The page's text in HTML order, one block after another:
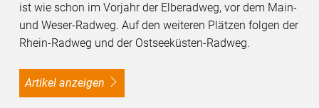
ist wie schon im Vorjahr der Elberadweg, vor dem Main-
und Weser-Radweg. Auf den weiteren Plätzen folgen der
Rhein-Radweg und der Ostseeküsten-Radweg.
Artikel anzeigen